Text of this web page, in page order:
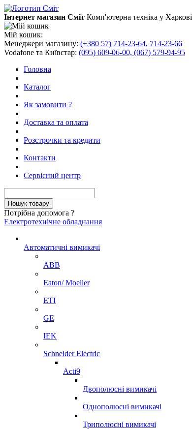
Інтернет магазин Сміт Комп'ютерна техніка у Харкові
Мій кошик:
Менеджери магазину: (+380 57) 714-23-64, 714-23-66
Vodafone та Київстар: (095) 609-06-00, (067) 579-94-95
Головна
Каталог
Як замовити ?
Доставка та оплата
Розстрочки та кредити
Контакти
Сервісний центр
Потрібна допомога ?
Електротехнічне обладнання
Автоматичні вимикачі
ABB
Eaton/ Moeller
ETI
GE
IEK
Schneider Electric
Acti9
Двополюсні вимикачі
Однополюсні вимикачі
Триполюсні вимикачі